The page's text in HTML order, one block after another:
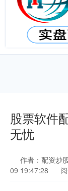
股票软件
无忧
作者：配资炒
09 19:47:28